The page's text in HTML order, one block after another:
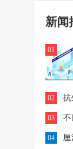
新闻
01
02 抗
03 不
04